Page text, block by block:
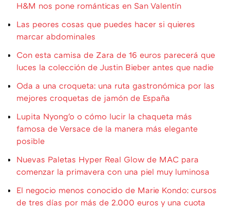
H&M nos pone románticas en San Valentín
Las peores cosas que puedes hacer si quieres
marcar abdominales
Con esta camisa de Zara de 16 euros parecerá que
luces la colección de Justin Bieber antes que nadie
Oda a una croqueta: una ruta gastronómica por las
mejores croquetas de jamón de España
Lupita Nyong'o o cómo lucir la chaqueta más
famosa de Versace de la manera más elegante
posible
Nuevas Paletas Hyper Real Glow de MAC para
comenzar la primavera con una piel muy luminosa
El negocio menos conocido de Marie Kondo: cursos
de tres días por más de 2.000 euros y una cuota